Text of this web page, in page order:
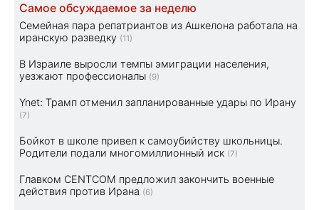
Самое обсуждаемое за неделю
Семейная пара репатриантов из Ашкелона работала на
иранскую разведку (11)
В Израиле выросли темпы эмиграции населения,
уезжают профессионалы (9)
Ynet: Трамп отменил запланированные удары по Ирану
(7)
Бойкот в школе привел к самоубийству школьницы.
Родители подали многомиллионный иск (7)
Главком CENTCOM предложил закончить военные
действия против Ирана (6)